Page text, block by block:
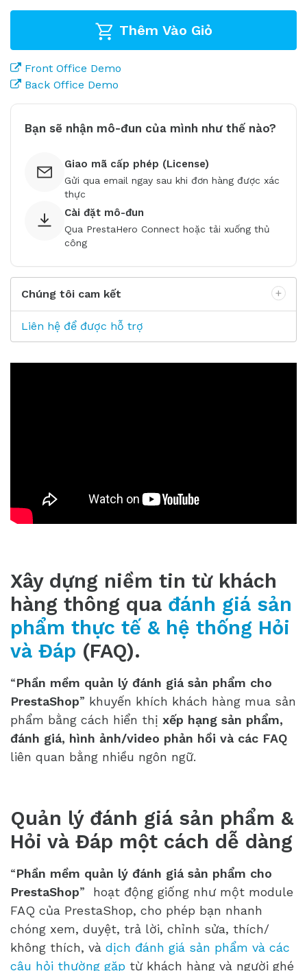
Thêm Vào Giỏ
Front Office Demo
Back Office Demo
Bạn sẽ nhận mô-đun của mình như thế nào?
Giao mã cấp phép (License)
Gửi qua email ngay sau khi đơn hàng được xác
thực
Cài đặt mô-đun
Qua PrestaHero Connect hoặc tải xuống thủ
công
Chúng tôi cam kết
Liên hệ để được hỗ trợ
Xây dựng niềm tin từ khách
hàng thông qua đánh giá sản
phẩm thực tế & hệ thống Hỏi
và Đáp (FAQ).
“Phần mềm quản lý đánh giá sản phẩm cho
PrestaShop” khuyến khích khách hàng mua sản
phẩm bằng cách hiển thị xếp hạng sản phẩm,
đánh giá, hình ảnh/video phản hồi và các FAQ
liên quan bằng nhiều ngôn ngữ.
Quản lý đánh giá sản phẩm &
Hỏi và Đáp một cách dễ dàng
“Phần mềm quản lý đánh giá sản phẩm cho
PrestaShop” hoạt động giống như một module
FAQ của PrestaShop, cho phép bạn nhanh
chóng xem, duyệt, trả lời, chỉnh sửa, thích/
không thích, và dịch đánh giá sản phẩm và các
câu hỏi thường gặp từ khách hàng và người ghé